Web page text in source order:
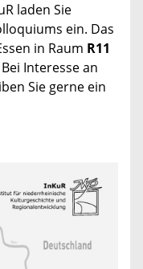
laden Sie
ein. Das
in Raum R11
Interesse an
Sie gerne ein